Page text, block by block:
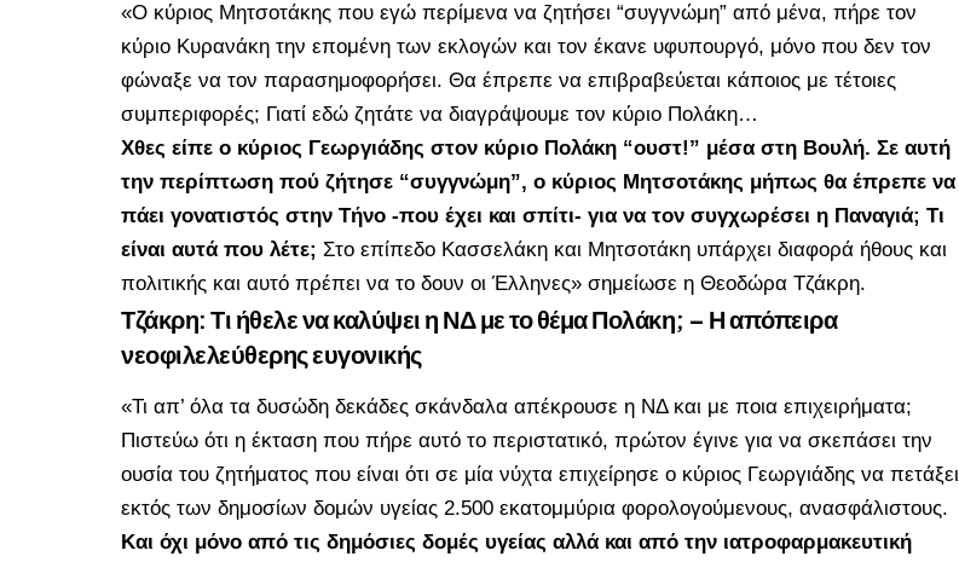
«Ο κύριος Μητσοτάκης που εγώ περίμενα να ζητήσει “συγγνώμη” από μένα, πήρε τον
κύριο Κυρανάκη την επομένη των εκλογών και τον έκανε υφυπουργό, μόνο που δεν τον
φώναξε να τον παρασημοφορήσει. Θα έπρεπε να επιβραβεύεται κάποιος με τέτοιες
συμπεριφορές; Γιατί εδώ ζητάτε να διαγράψουμε τον κύριο Πολάκη…
Χθες είπε ο κύριος Γεωργιάδης στον κύριο Πολάκη “ουστ!” μέσα στη Βουλή. Σε αυτή
την περίπτωση πού ζήτησε “συγγνώμη”, ο κύριος Μητσοτάκης μήπως θα έπρεπε να
πάει γονατιστός στην Τήνο -που έχει και σπίτι- για να τον συγχωρέσει η Παναγιά; Τι
είναι αυτά που λέτε; Στο επίπεδο Κασσελάκη και Μητσοτάκη υπάρχει διαφορά ήθους και
πολιτικής και αυτό πρέπει να το δουν οι Έλληνες» σημείωσε η Θεοδώρα Τζάκρη.
Τζάκρη: Τι ήθελε να καλύψει η ΝΔ με το θέμα Πολάκη; – Η απόπειρα
νεοφιλελεύθερης ευγονικής
«Τι απ’ όλα τα δυσώδη δεκάδες σκάνδαλα απέκρουσε η ΝΔ και με ποια επιχειρήματα;
Πιστεύω ότι η έκταση που πήρε αυτό το περιστατικό, πρώτον έγινε για να σκεπάσει την
ουσία του ζητήματος που είναι ότι σε μία νύχτα επιχείρησε ο κύριος Γεωργιάδης να πετάξει
εκτός των δημοσίων δομών υγείας 2.500 εκατομμύρια φορολογούμενους, ανασφάλιστους.
Και όχι μόνο από τις δημόσιες δομές υγείας αλλά και από την ιατροφαρμακευτική